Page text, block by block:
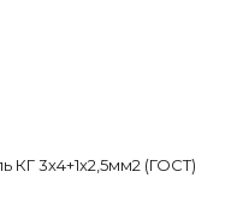
КГ 3х4+1х2,5мм2 (ГОСТ)